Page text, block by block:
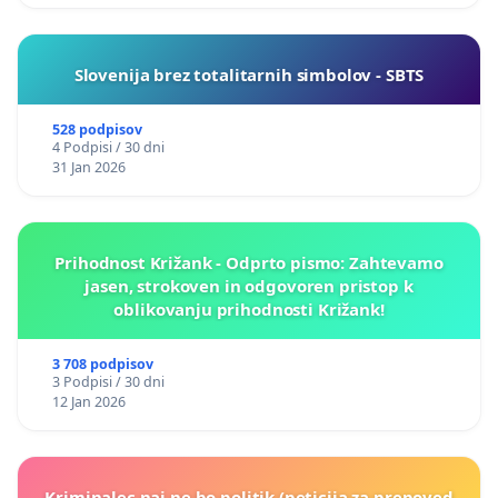
Slovenija brez totalitarnih simbolov - SBTS
528 podpisov
4 Podpisi / 30 dni
31 Jan 2026
Prihodnost Križank - Odprto pismo: Zahtevamo
jasen, strokoven in odgovoren pristop k
oblikovanju prihodnosti Križank!
3 708 podpisov
3 Podpisi / 30 dni
12 Jan 2026